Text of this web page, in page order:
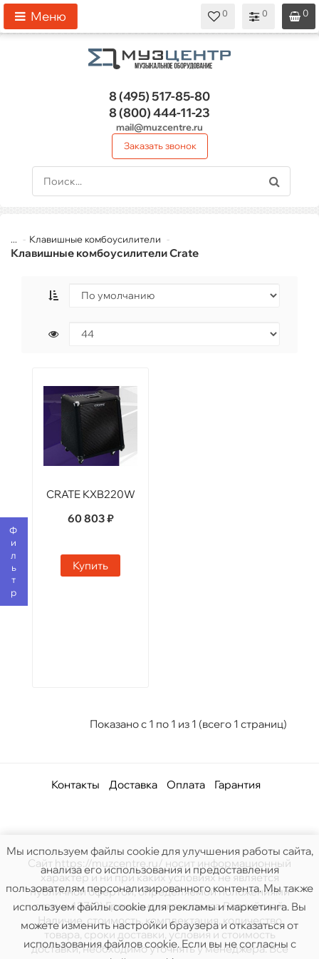
0
0
0
Меню
8 (495)517-85-80
8 (800)444-11-23
mail@muzcentre.ru
Заказать звонок
... Клавишные комбоусилители
Клавишные комбоусилители Crate
Фильтр
CRATE KXB220W
60 803 ₽
Купить
Показано с 1 по 1 из 1 (всего 1 страниц)
Контакты Доставка Оплата Гарантия
Сайт https://muzcentre.ru/ носит информационный
характер и ни при каких условиях не является
публичной офертой, определяемой положениями
статьи 437(2) Гражданского кодекса Российской.
Наличие, стоимость, комплектация, количество
товара, сроки доставки, условия и стоимость
доставки, необходимо уточнять у менеджера. Все
Мы используем файлы cookie для улучшения работы сайта,
анализа его использования и предоставления
пользователям персонализированного контента. Мы также
используем файлы cookie для рекламы и маркетинга. Вы
можете изменить настройки браузера и отказаться от
использования файлов cookie. Если вы не согласны с